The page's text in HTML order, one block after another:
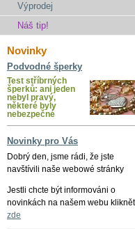
Výprodej
Náš tip!
Novinky
Podvodné šperky
Test stříbrných
šperků: ani jeden
nebyl pravý,
některé byly
nebezpečné
Novinky pro Vás
Dobrý den, jsme rádi, že jste
navštívili naše webowé stránky
Jestli chcte být informováni o
novinkách na našem webu
zde